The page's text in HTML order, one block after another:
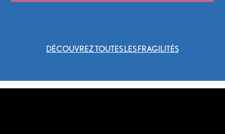
DÉCOUVREZ TOUTES LES FRAGILITÉS